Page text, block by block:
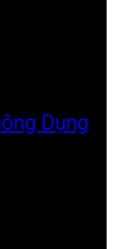
Dụng